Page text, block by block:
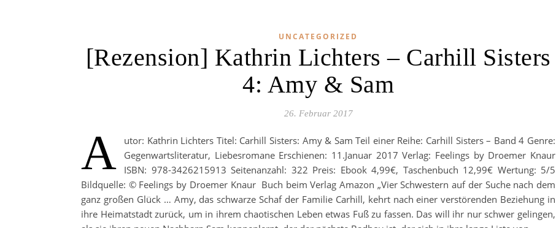
UNCATEGORIZED
[Rezension] Kathrin Lichters – Carhill Sisters
4: Amy & Sam
26. Februar 2017
A
utor: Kathrin Lichters Titel: Carhill Sisters: Amy & Sam Teil einer Reihe: Carhill Sisters – Band 4 Genre:
Gegenwartsliteratur, Liebesromane Erschienen: 11.Januar 2017 Verlag: Feelings by Droemer Knaur
ISBN: 978-3426215913 Seitenanzahl: 322 Preis: Ebook 4,99€, Taschenbuch 12,99€ Wertung: 5/5
Bildquelle: © Feelings by Droemer Knaur Buch beim Verlag Amazon „Vier Schwestern auf der Suche nach dem
ganz großen Glück … Amy, das schwarze Schaf der Familie Carhill, kehrt nach einer verstörenden Beziehung in
ihre Heimatstadt zurück, um in ihrem chaotischen Leben etwas Fuß zu fassen. Das will ihr nur schwer gelingen,